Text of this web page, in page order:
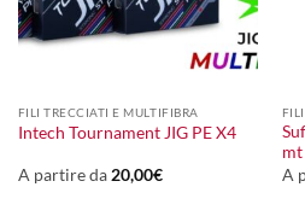
FILI TRECCIATI E MULTIFIBRA
Intech Tournament JIG PE X4
A partire da 20,00€
mt
A